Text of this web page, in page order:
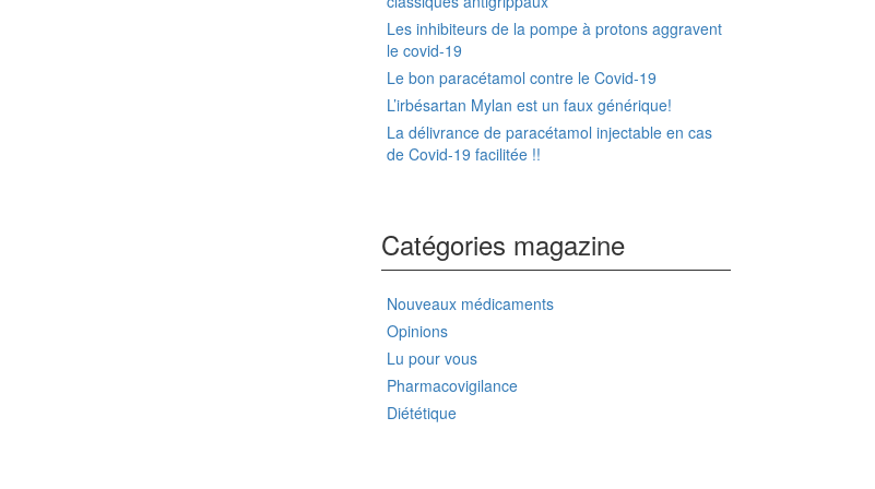
Les inhibiteurs de la pompe à protons aggravent
le covid-19
Le bon paracétamol contre le Covid-19
L’irbésartan Mylan est un faux générique!
La délivrance de paracétamol injectable en cas
de Covid-19 facilitée !!
Catégories magazine
Nouveaux médicaments
Opinions
Lu pour vous
Pharmacovigilance
Diététique